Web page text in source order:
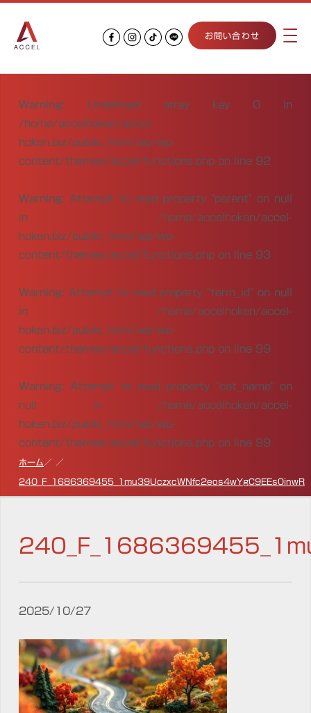
お問い合わせ
Warning: Undefined array key 0 in
/home/accelhoken/accel-
hoken.biz/public_html/wp/wp-
content/themes/accel/functions.php on line 92
Warning: Attempt to read property "parent" on null
in /home/accelhoken/accel-
hoken.biz/public_html/wp/wp-
content/themes/accel/functions.php on line 93
Warning: Attempt to read property "term_id" on null
in /home/accelhoken/accel-
hoken.biz/public_html/wp/wp-
content/themes/accel/functions.php on line 99
Warning: Attempt to read property "cat_name" on
null in /home/accelhoken/accel-
hoken.biz/public_html/wp/wp-
content/themes/accel/functions.php on line 99
ホーム
240_F_1686369455_1mu39UczxcWNfc2eos4wYgC9EEs0inwR
2025/10/27